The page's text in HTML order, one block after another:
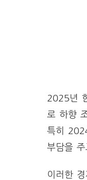
2025년
로 하향
특히
부담을 주
이러한